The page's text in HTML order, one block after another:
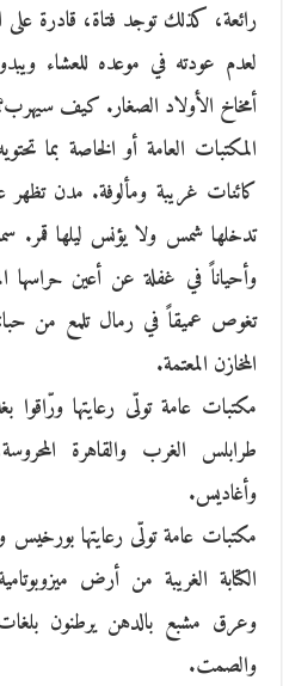
رائعة، كذلك توجد فتاة، قادرة على
لعدم عودته في موعده للعشاء
أمخاخ الأولاد الصغار. كيف
المكتبات العامة أو الخاصة بما
كائنات غريبة ومألوفة. مدن
تدخلها شمس ولا يؤنس ليلها قمر.
وأحياناً في غفلة عن أعين حراسها
تغوص عميقاً في رمال تلمع من
المخازن المعتمة.
مكتبات عامة تولّى رعايتها
طرابلس الغرب والقاهرة
وأغاديس.
مكتبات عامة تولّى رعايتها
الكتابة الغريبة من أرض
وعرق مشبع بالدهن يرطنون
والصمت.